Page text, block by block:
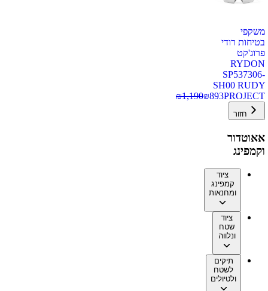
משקפי
בטיחות רודי
פרוג'קט
RYDON
SP537306-
SH00 RUDY
PROJECT
₪893
₪1,190
חזור
אאוטדור
וקמפינג
ציוד
קמפינג
ומחנאות
ציוד
שטח
ונלווה
תיקים
לשטח
ולטיולים